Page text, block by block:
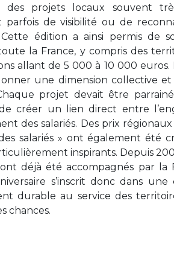
des projets locaux souvent
parfois de visibilité ou de
Cette édition a ainsi permis de
la France, y compris des
allant de 5 000 à 10 000 euros.
une dimension collective
projet devait être
créer un lien direct entre
des salariés. Des prix
salariés » ont également été
inspirants. Depuis
ont déjà été accompagnés par la
s’inscrit donc dans
durable au service des
chances.